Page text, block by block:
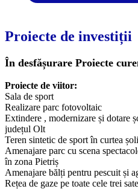
Proiecte de investiții
În desfășurare Proiecte
​Proiecte de viitor:
Sala de sport
Realizare parc fotovoltaic
Extindere , modernizare și dotare
județul Olt
Teren sintetic de sport în curtea
Amenajare parc cu scena
în zona Pietriș
Amenajare bălți pentru pescuit și
Rețea de gaze pe toate cele trei